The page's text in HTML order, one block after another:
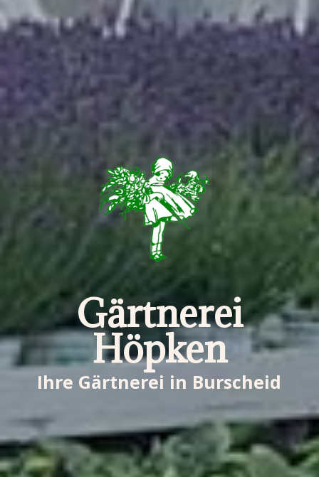
Gärtnerei
Höpken
Ihre Gärtnerei in Burscheid